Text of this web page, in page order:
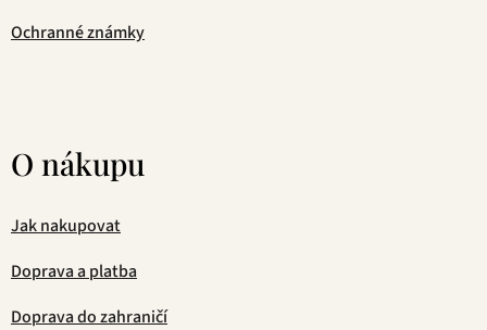
Ochranné známky
O nákupu
Jak nakupovat
Doprava a platba
Doprava do zahraničí